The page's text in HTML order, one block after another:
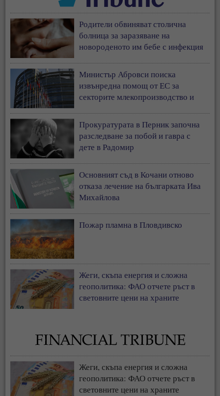
Родители обвиняват столична
болница за заразяване на
новороденото им бебе с инфекция
Министър Абровси поиска
извънредна помощ от ЕС за
секторите млекопроизводство и
Прокуратурата в Перник започна
разследване за побой и гавра с
дете в Радомир
Основният съд в Кочани отново
отказа лечение на българката Ива
Михайлова
Пожар пламна в Пловдивско
Жеги, скъпа енергия и сложна
геополитика: ФАО отчете ръст в
световните цени на храните
Жеги, скъпа енергия и сложна
геополитика: ФАО отчете ръст в
световните цени на храните